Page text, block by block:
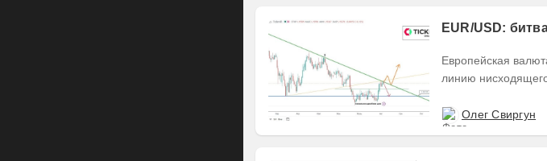
EUR/USD:
Европейская
линию
формированием...
Олег Свиргун